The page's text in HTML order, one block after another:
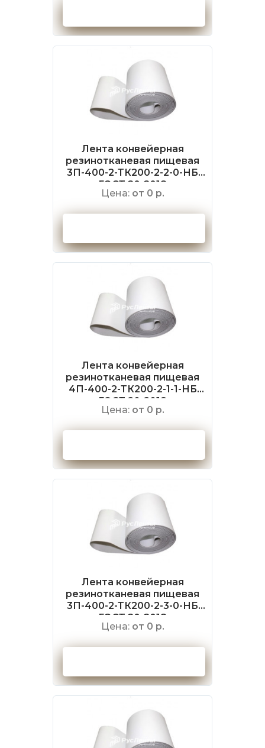
Лента конвейерная
резинотканевая пищевая
3П-400-2-ТК200-2-2-0-НБ
ГОСТ 20-2018
Цена: от 0 р.
Лента конвейерная
резинотканевая пищевая
4П-400-2-ТК200-2-1-1-НБ
ГОСТ 20-2018
Цена: от 0 р.
Лента конвейерная
резинотканевая пищевая
3П-400-2-ТК200-2-3-0-НБ
ГОСТ 20-2018
Цена: от 0 р.